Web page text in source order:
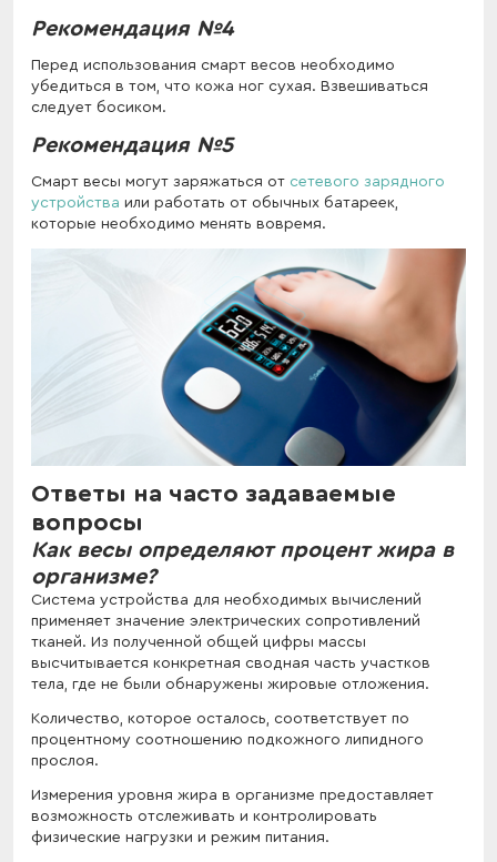
Рекомендация №4
Перед использования смарт весов необходимо
убедиться в том, что кожа ног сухая. Взвешиваться
следует босиком.
Рекомендация №5
Смарт весы могут заряжаться от сетевого зарядного
устройства или работать от обычных батареек,
которые необходимо менять вовремя.
Ответы на часто задаваемые
вопросы
Как весы определяют процент жира в
организме?
Система устройства для необходимых вычислений
применяет значение электрических сопротивлений
тканей. Из полученной общей цифры массы
высчитывается конкретная сводная часть участков
тела, где не были обнаружены жировые отложения.
Количество, которое осталось, соответствует по
процентному соотношению подкожного липидного
прослоя.
Измерения уровня жира в организме предоставляет
возможность отслеживать и контролировать
физические нагрузки и режим питания.